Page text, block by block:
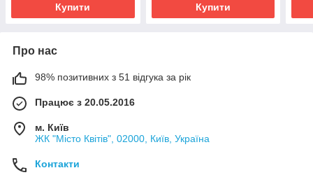
Купити Купити
Про нас
98% позитивних з 51 відгука за рік
Працює з 20.05.2016
м. Київ
ЖК "Місто Квітів", 02000, Київ, Україна
Контакти